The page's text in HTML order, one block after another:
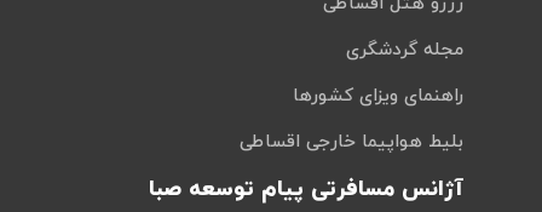
مجله گردشگری
راهنمای ویزای کشورها
بلیط هواپیما خارجی اقساطی
آژانس مسافرتی پیام توسعه صبا